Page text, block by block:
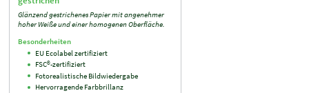
Glänzend gestrichenes Papier mit angenehmer
hoher Weiße und einer homogenen Oberfläche.
Besonderheiten
EU Ecolabel zertifiziert
FSC®-zertifiziert
Fotorealistische Bildwiedergabe
Hervorragende Farbbrillanz